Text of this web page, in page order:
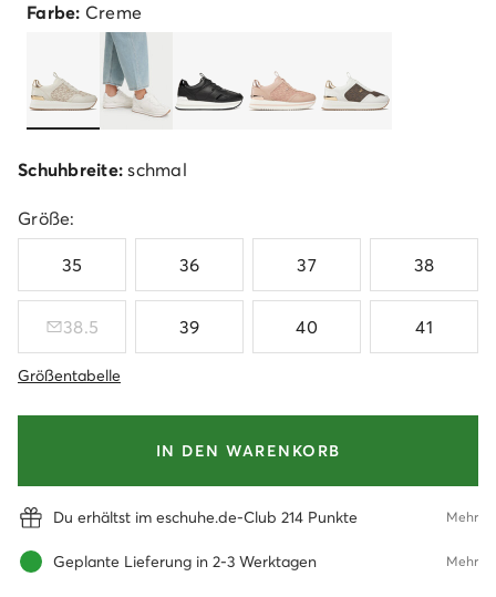
Farbe: Creme
Schuhbreite:schmal
Größe:
35 36 37 38
38.5 39 40 41
Größentabelle
IN DEN WARENKORB
Du erhältst im eschuhe.de-Club 214 Punkte Mehr
Geplante Lieferung in 2-3 Werktagen Mehr